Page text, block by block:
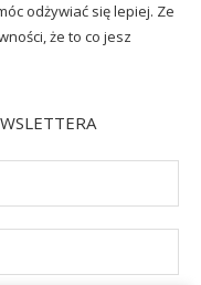
odżywiać się lepiej. Ze
że to co jesz